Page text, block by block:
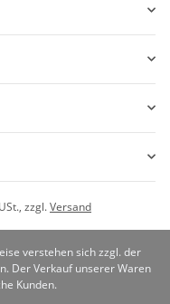
zzgl.Versand
verstehen sich zzgl. der
Der Verkauf unserer Waren
Kunden.